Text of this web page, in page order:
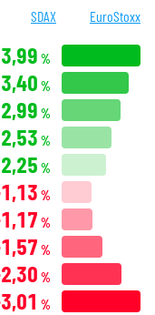
SDAX EuroStoxx
%
%
%
%
%
%
%
%
%
%